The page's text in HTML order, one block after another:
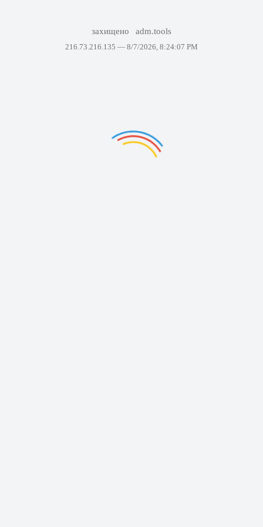
захищено adm.tools
216.73.216.135 — 8/7/2026, 8:24:07 PM